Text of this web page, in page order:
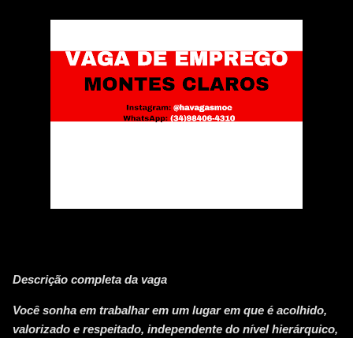
Descrição completa da vaga
Você sonha em trabalhar em um lugar em que é acolhido,
valorizado e respeitado, independente do nível hierárquico,